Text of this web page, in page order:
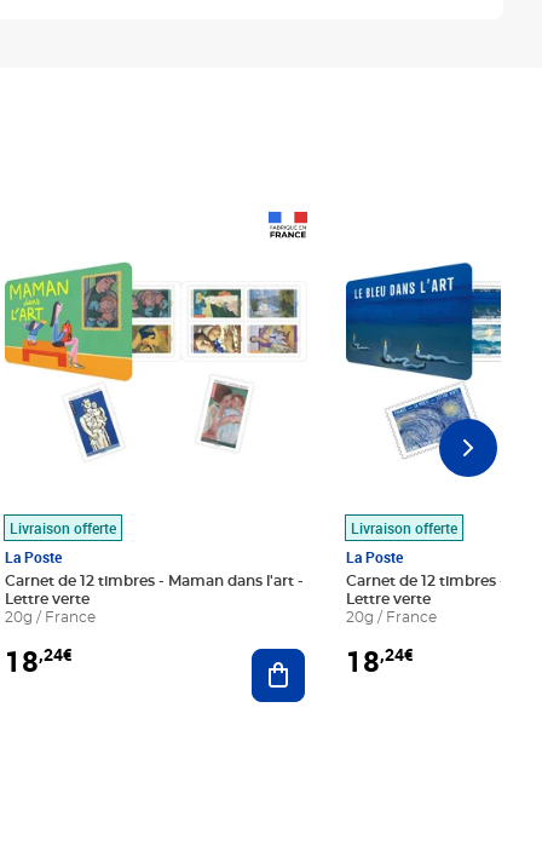
au panier
Livraison offerte
La Poste
Carnet de 12 timbres - Maman dans l'art -
Lettre verte
20g / France
18,24€ Ajouter au panier
Livraison offerte
La Poste
Carnet de 12 timbres - Le
Lettre verte
20g / France
18,24€